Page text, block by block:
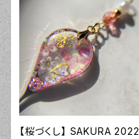
【桜づくし】 SAKURA 2022